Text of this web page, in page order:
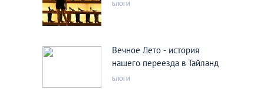
БЛОГИ
Вечное Лето - история
нашего переезда в Тайланд
БЛОГИ